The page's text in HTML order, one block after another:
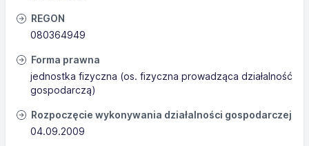
REGON
080364949
Forma prawna
jednostka fizyczna (os. fizyczna prowadząca działalność
gospodarczą)
Rozpoczęcie wykonywania działalności gospodarczej
04.09.2009